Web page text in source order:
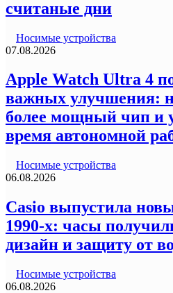
считаные дни
Носимые устройства
07.08.2026
Apple Watch Ultra 4
важных улучшения:
более мощный чип и
время автономной
Носимые устройства
06.08.2026
Casio выпустила
1990-х: часы
дизайн и защиту от
Носимые устройства
06.08.2026